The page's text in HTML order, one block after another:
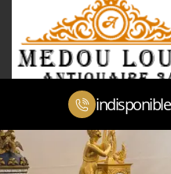
indisponible